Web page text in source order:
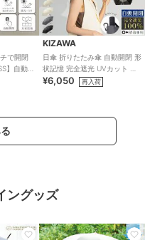
で開閉
】自動開
/946002
KIZAWA
日傘 折りたたみ傘 自動開閉 形
状記憶 完全遮光 UVカット 晴
雨兼用 雨傘 swifit
¥6,050 再入荷
ングッズ